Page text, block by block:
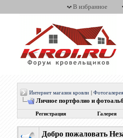
В избранное
Интернет магазин кровли
Личное портфолио и
Регистрация Галерея
Добро пожаловать